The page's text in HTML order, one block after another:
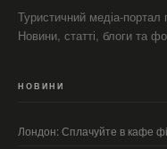
Туристичний медіа-портал
Новини, статті, блоги та
НОВИНИ
Лондон: Сплачуйте в кафе